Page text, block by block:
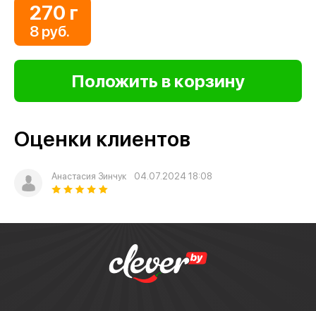
270 г
8 руб.
Оценки клиентов
Анастасия Зинчук 04.07.2024 18:08